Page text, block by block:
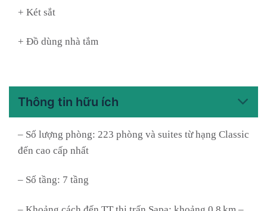
+ Két sắt
+ Đồ dùng nhà tắm
Thông tin hữu ích
– Số lượng phòng: 223 phòng và suites từ hạng Classic
đến cao cấp nhất
– Số tầng: 7 tầng